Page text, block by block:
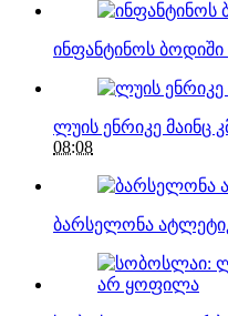
ინფანტინოს ბოდიში
ლუის ენრიკე მაინც
08:08
ბარსელონა